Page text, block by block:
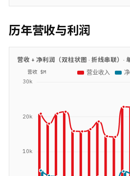
历年营收与利润
营收 + 净利润（双柱状图 · 折线串联）·